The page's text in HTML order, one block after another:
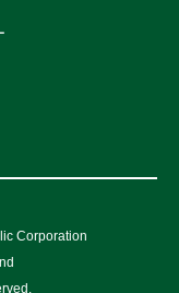
Corporation